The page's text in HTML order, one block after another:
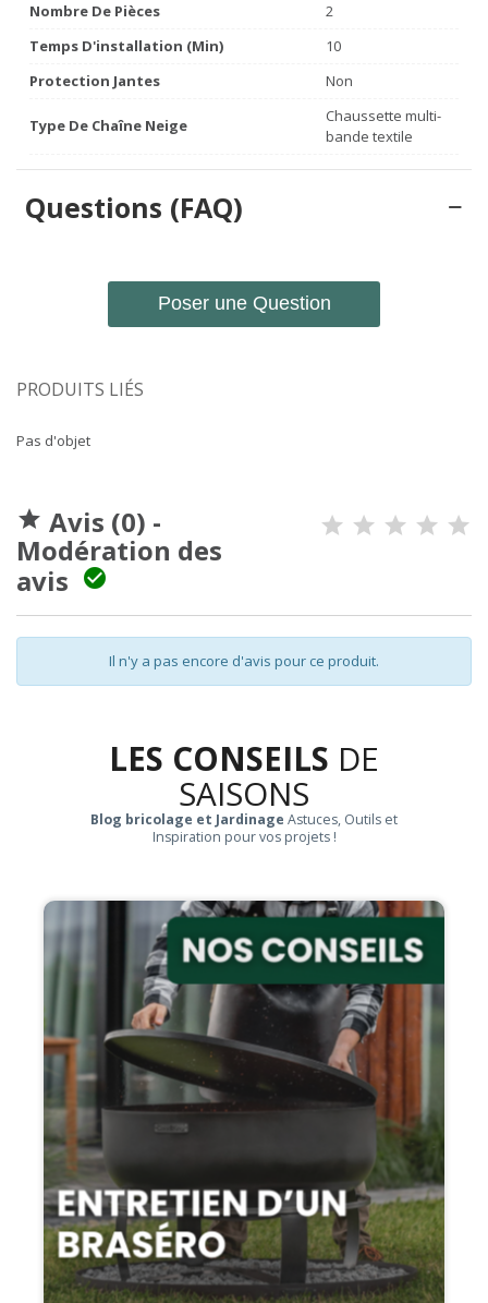
Nombre De Pièces
2
Temps D'installation (min)
10
Protection Jantes
Non
Type De Chaîne Neige
Chaussette multi-
bande textile
Questions (FAQ)
Poser une Question
PRODUITS LIÉS
Pas d'objet
 Avis (0) -
Modération des
avis

Il n'y a pas encore d'avis pour ce produit.
LES CONSEILS DE
SAISONS
Blog bricolage et Jardinage Astuces, Outils et
Inspiration pour vos projets !